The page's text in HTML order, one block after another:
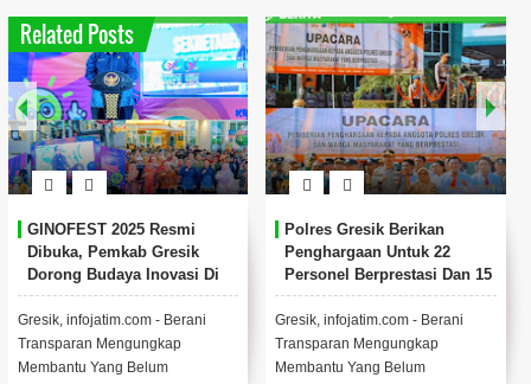
Related Posts
Berikan
22
Dan 15
- Berani
Jelang Nataru, Polres Gresik
Siapkan Penitipan
Kendaraan Gratis untuk
Warga
Menjelang libur Natal dan Tahun
Baru 2025. Polres Gresik
meluncurkan inovasi layanan
Kapolres
Rovan Richard
Dipromosikan
Mabes Polri
(Kiri) AKBP
(Kanan) AKBP
Mahenu bersama